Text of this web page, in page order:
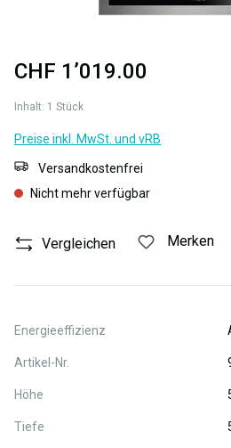
CHF 1’019.00
Inhalt: 1 Stück
Preise inkl. MwSt. und vRB
Versandkostenfrei
Nicht mehr verfügbar
Vergleichen Merken
Energieeffizienz
Artikel-Nr.
Höhe
Tiefe